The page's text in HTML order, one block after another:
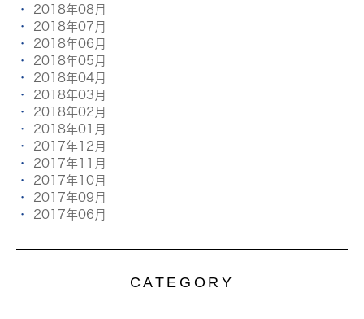
2018年08月
2018年07月
2018年06月
2018年05月
2018年04月
2018年03月
2018年02月
2018年01月
2017年12月
2017年11月
2017年10月
2017年09月
2017年06月
CATEGORY